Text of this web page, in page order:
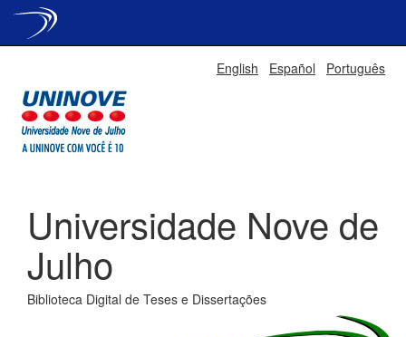
English Español Português
Universidade Nove de
Julho
Biblioteca Digital de Teses e Dissertações